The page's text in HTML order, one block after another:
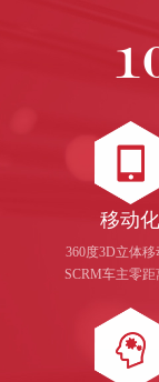
移动化
360度3D立体
SCRM车主零距